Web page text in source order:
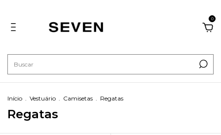
0
Início . Vestuário . Camisetas . Regatas
Regatas